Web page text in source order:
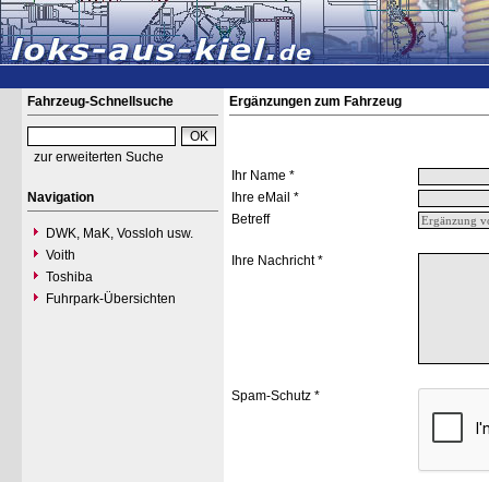
Fahrzeug-Schnellsuche
zur erweiterten Suche
Navigation
DWK, MaK, Vossloh usw.
Voith
Toshiba
Fuhrpark-Übersichten
Ergänzungen zum Fahrzeug
Ihr Name *
Ihre eMail *
Betreff
Ihre Nachricht *
Spam-Schutz *